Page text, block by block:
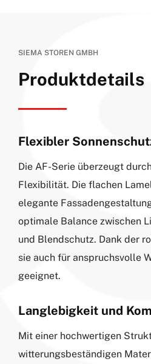
SIEMA STOREN GMBH
Produktdetails
Flexibler
Die AF-Serie überzeugt
Flexibilität. Die flachen
elegante
optimale Balance zwischen
und Blendschutz. Dank der
sie auch für anspruchsvolle
geeignet.
Langlebigkeit und
Mit einer hochwertigen
witterungsbeständigen